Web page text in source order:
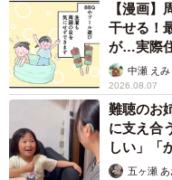
【漫画
干せる！
が…実際
中瀬 えみ
2026.08.07
難聴のお
に支え合
しい」「
五ヶ瀬 あ